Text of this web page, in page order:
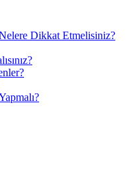
Dikkat Etmelisiniz?